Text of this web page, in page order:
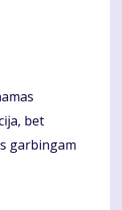
bet
garbingam